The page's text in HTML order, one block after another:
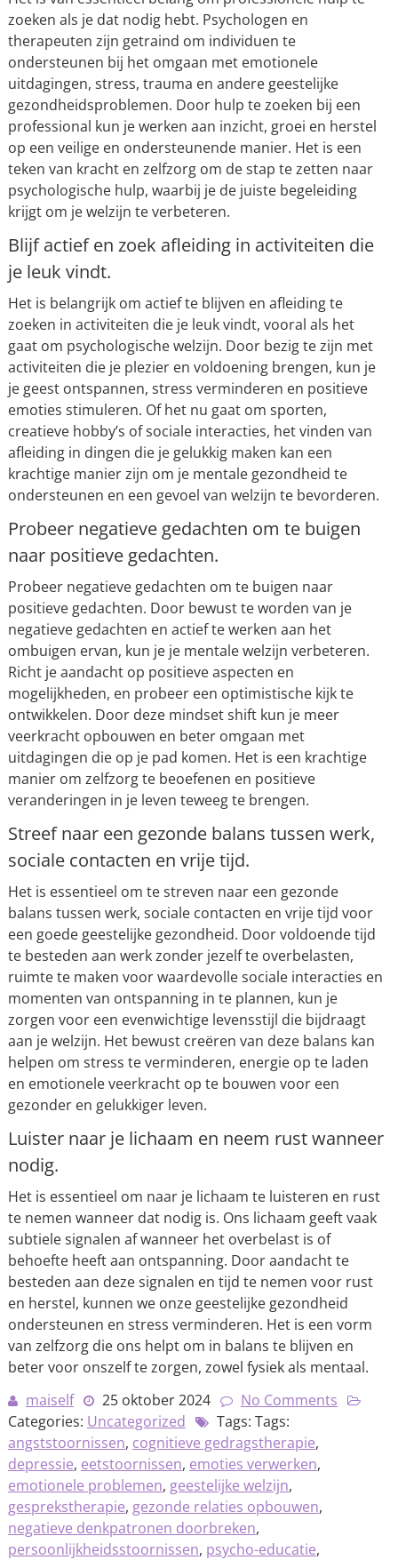
zoeken als je dat nodig hebt. Psychologen en
therapeuten zijn getraind om individuen te
ondersteunen bij het omgaan met emotionele
uitdagingen, stress, trauma en andere geestelijke
gezondheidsproblemen. Door hulp te zoeken bij een
professional kun je werken aan inzicht, groei en herstel
op een veilige en ondersteunende manier. Het is een
teken van kracht en zelfzorg om de stap te zetten naar
psychologische hulp, waarbij je de juiste begeleiding
krijgt om je welzijn te verbeteren.
Blijf actief en zoek afleiding in activiteiten die
je leuk vindt.
Het is belangrijk om actief te blijven en afleiding te
zoeken in activiteiten die je leuk vindt, vooral als het
gaat om psychologische welzijn. Door bezig te zijn met
activiteiten die je plezier en voldoening brengen, kun je
je geest ontspannen, stress verminderen en positieve
emoties stimuleren. Of het nu gaat om sporten,
creatieve hobby’s of sociale interacties, het vinden van
afleiding in dingen die je gelukkig maken kan een
krachtige manier zijn om je mentale gezondheid te
ondersteunen en een gevoel van welzijn te bevorderen.
Probeer negatieve gedachten om te buigen
naar positieve gedachten.
Probeer negatieve gedachten om te buigen naar
positieve gedachten. Door bewust te worden van je
negatieve gedachten en actief te werken aan het
ombuigen ervan, kun je je mentale welzijn verbeteren.
Richt je aandacht op positieve aspecten en
mogelijkheden, en probeer een optimistische kijk te
ontwikkelen. Door deze mindset shift kun je meer
veerkracht opbouwen en beter omgaan met
uitdagingen die op je pad komen. Het is een krachtige
manier om zelfzorg te beoefenen en positieve
veranderingen in je leven teweeg te brengen.
Streef naar een gezonde balans tussen werk,
sociale contacten en vrije tijd.
Het is essentieel om te streven naar een gezonde
balans tussen werk, sociale contacten en vrije tijd voor
een goede geestelijke gezondheid. Door voldoende tijd
te besteden aan werk zonder jezelf te overbelasten,
ruimte te maken voor waardevolle sociale interacties en
momenten van ontspanning in te plannen, kun je
zorgen voor een evenwichtige levensstijl die bijdraagt
aan je welzijn. Het bewust creëren van deze balans kan
helpen om stress te verminderen, energie op te laden
en emotionele veerkracht op te bouwen voor een
gezonder en gelukkiger leven.
Luister naar je lichaam en neem rust wanneer
nodig.
Het is essentieel om naar je lichaam te luisteren en rust
te nemen wanneer dat nodig is. Ons lichaam geeft vaak
subtiele signalen af wanneer het overbelast is of
behoefte heeft aan ontspanning. Door aandacht te
besteden aan deze signalen en tijd te nemen voor rust
en herstel, kunnen we onze geestelijke gezondheid
ondersteunen en stress verminderen. Het is een vorm
van zelfzorg die ons helpt om in balans te blijven en
beter voor onszelf te zorgen, zowel fysiek als mentaal.
maiself
25 oktober 2024
No Comments
Categories: Uncategorized
Tags: Tags:
angststoornissen, cognitieve gedragstherapie,
depressie, eetstoornissen, emoties verwerken,
emotionele problemen, geestelijke welzijn,
gesprekstherapie, gezonde relaties opbouwen,
negatieve denkpatronen doorbreken,
persoonlijkheidsstoornissen, psycho-educatie,